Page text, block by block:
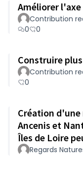
Améliorer
Contribution
0
0
Construire
Contribution
0
Création
Ancenis et
Îles de Loire
le Regards